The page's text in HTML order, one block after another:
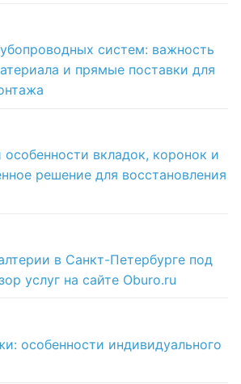
систем: важность
и прямые поставки для
вкладок, коронок и
решение для восстановления
в Санкт-Петербурге под
услуг на сайте Oburo.ru
особенности индивидуального